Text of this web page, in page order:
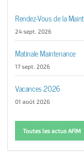
Rendez-Vous de la
24 sept. 2026
Matinale Maintenance
17 sept. 2026
Vacances 2026
01 août 2026
Toutes les actus AFIM